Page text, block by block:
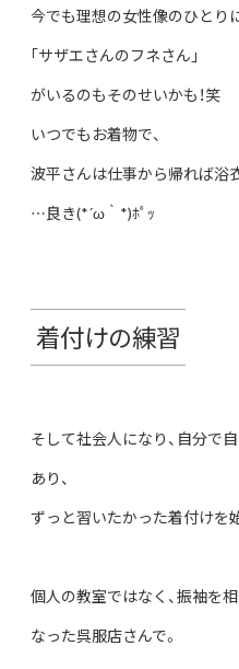
今でも理想の女性像のひとり
｢サザエさんのフネさん｣
がいるのもそのせいかも！笑
いつでもお着物で、
波平さんは仕事から帰れば浴
…良き(*´ω｀*)ﾎﾟｯ
着付けの練習
そして社会人になり、自分で
あり、
ずっと習いたかった着付けを
個人の教室ではなく、振袖を
なった呉服店さんで。